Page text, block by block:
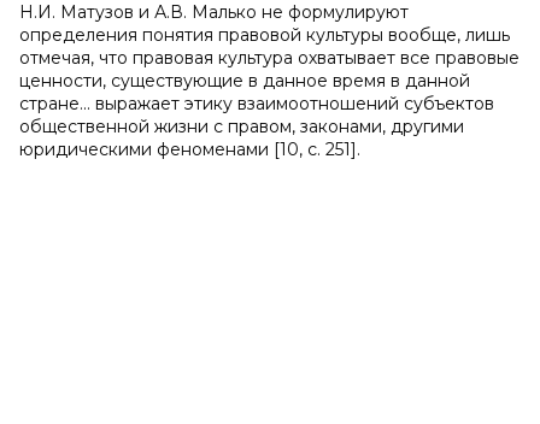
Н.И. Матузов и А.В. Малько не формулируют
определения понятия правовой культуры вообще, лишь
отмечая, что правовая культура охватывает все правовые
ценности, существующие в данное время в данной
стране... выражает этику взаимоотношений субъектов
общественной жизни с правом, законами, другими
юридическими феноменами [10, с. 251].